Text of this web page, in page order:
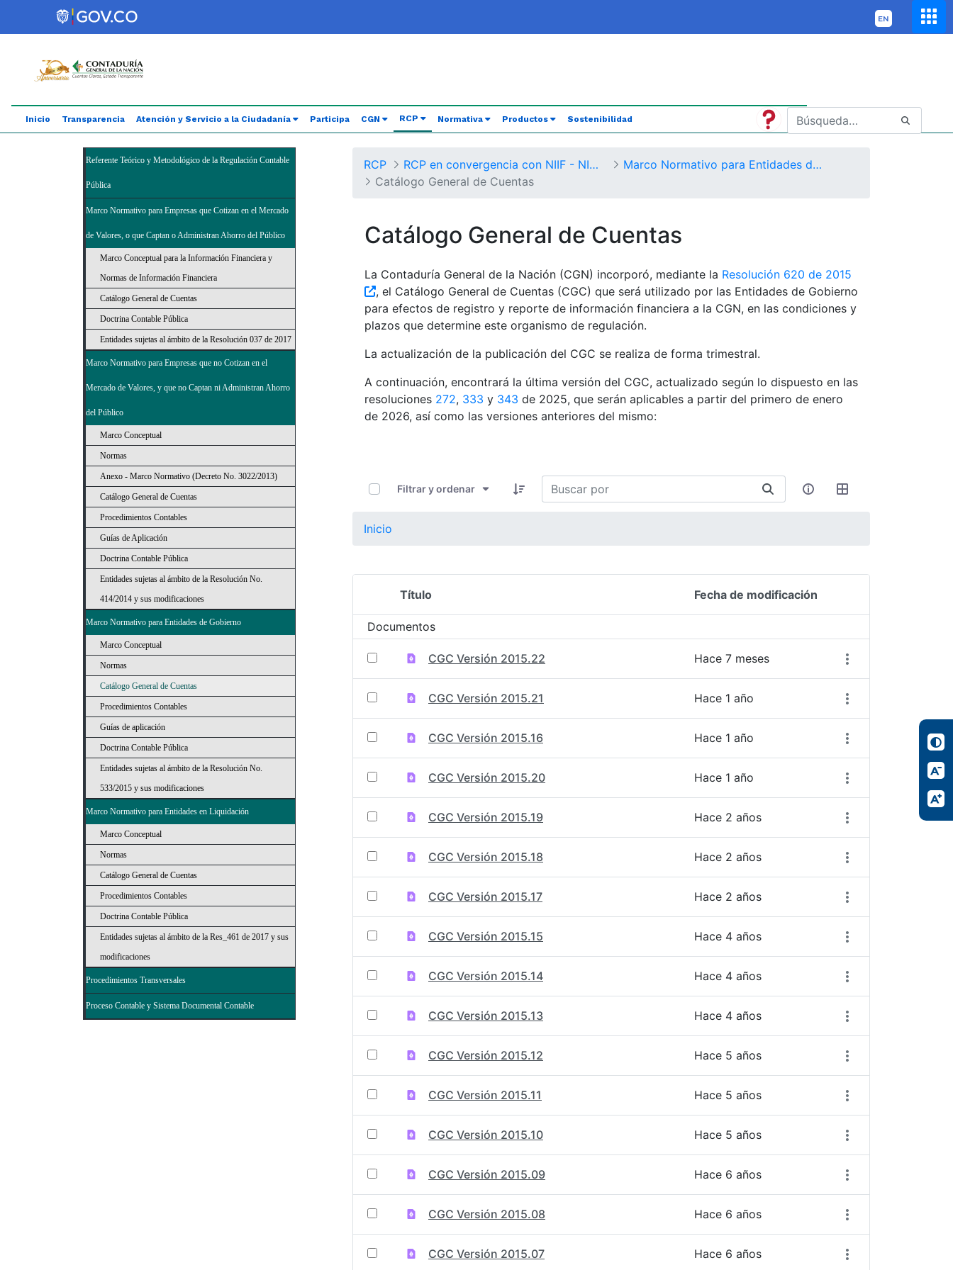
Saltar al contenido principal
Abrir menú de accesibilidad
Inicio Transparencia Atención y Servicio a la Ciudadanía Participa CGN RCP (current)
Normativa Productos Sostenibilidad
Referente Teórico y Metodológico de la Regulación Contable
Pública
Marco Normativo para Empresas que Cotizan en el Mercado
de Valores, o que Captan o Administran Ahorro del Público
Marco Conceptual para la Información Financiera y
Normas de Información Financiera
Catálogo General de Cuentas
Doctrina Contable Pública
Entidades sujetas al ámbito de la Resolución 037 de 2017
Marco Normativo para Empresas que no Cotizan en el
Mercado de Valores, y que no Captan ni Administran Ahorro
del Público
Marco Conceptual
Normas
Anexo - Marco Normativo (Decreto No. 3022/2013)
Catálogo General de Cuentas
Procedimientos Contables
Guías de Aplicación
Doctrina Contable Pública
Entidades sujetas al ámbito de la Resolución No.
414/2014 y sus modificaciones
Marco Normativo para Entidades de Gobierno
Marco Conceptual
Normas
Catálogo General de Cuentas
Procedimientos Contables
Guías de aplicación
Doctrina Contable Pública
Entidades sujetas al ámbito de la Resolución No.
533/2015 y sus modificaciones
Marco Normativo para Entidades en Liquidación
Marco Conceptual
Normas
Catálogo General de Cuentas
Procedimientos Contables
Doctrina Contable Pública
Entidades sujetas al ámbito de la Res_461 de 2017 y sus
modificaciones
Procedimientos Transversales
Proceso Contable y Sistema Documental Contable
RCP RCP en convergencia con NIIF - NICSP
Marco Normativo para Entidades de Gobierno
Catálogo General de Cuentas
Catálogo General de Cuentas
La Contaduría General de la Nación (CGN) incorporó, mediante la Resolución 620 de 2015
, el Catálogo General de Cuentas (CGC) que será utilizado por las Entidades de Gobierno
para efectos de registro y reporte de información financiera a la CGN, en las condiciones y
plazos que determine este organismo de regulación.
La actualización de la publicación del CGC se realiza de forma trimestral.
A continuación, encontrará la última versión del CGC, actualizado según lo dispuesto en las
resoluciones 272, 333 y 343 de 2025, que serán aplicables a partir del primero de enero
de 2026, así como las versiones anteriores del mismo:
Filtrar y ordenar
Inicio
Selección del elemento
Título Fecha de modificación
Documentos
CGC Versión 2015.22 Hace 7 meses
CGC Versión 2015.21 Hace 1 año
CGC Versión 2015.16 Hace 1 año
CGC Versión 2015.20 Hace 1 año
CGC Versión 2015.19 Hace 2 años
CGC Versión 2015.18 Hace 2 años
CGC Versión 2015.17 Hace 2 años
CGC Versión 2015.15 Hace 4 años
CGC Versión 2015.14 Hace 4 años
CGC Versión 2015.13 Hace 4 años
CGC Versión 2015.12 Hace 5 años
CGC Versión 2015.11 Hace 5 años
CGC Versión 2015.10 Hace 5 años
CGC Versión 2015.09 Hace 6 años
CGC Versión 2015.08 Hace 6 años
CGC Versión 2015.07 Hace 6 años